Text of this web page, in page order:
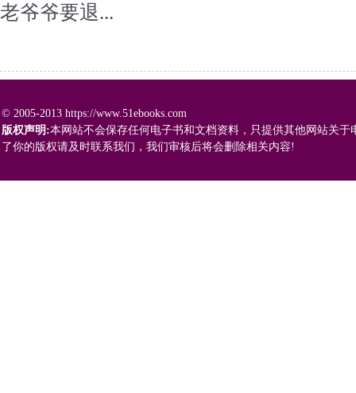
老爷爷要退...
© 2005-2013 https://www.51ebooks.com
版权声明:本网站不会保存任何电子书和文档资料，只提供其他网站关
了你的版权请及时联系我们，我们审核后将会删除相关内容!